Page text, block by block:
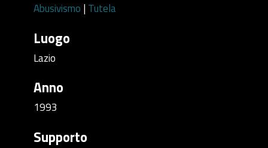
Abusivismo | Tutela
Luogo
Lazio
Anno
1993
Supporto